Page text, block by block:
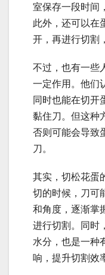
室保存一段时间
此外，还可以在
开，再进行切割
不过，也有一些
一定作用。他们
同时也能在切开
黏住刀。但这种
否则可能会导致
刀。
其实，切松花蛋
切的时候，刀可
和角度，逐渐掌
进行切割。同时
水分，也是一种
响，提升切割效